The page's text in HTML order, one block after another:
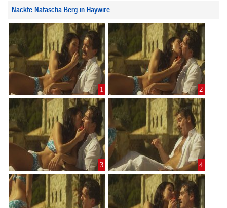
Nackte Natascha Berg in Haywire
1 2
3 4